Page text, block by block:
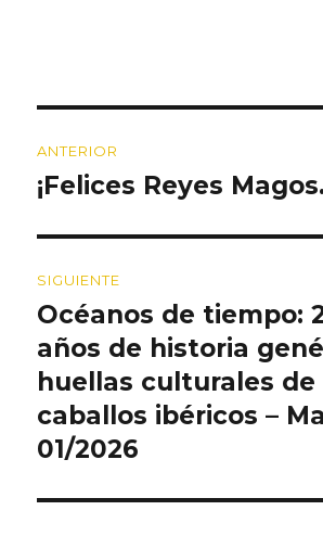
de
ANTERIOR
Entrada
¡Felices Reyes
SIGUIENTE
Entrada
siguiente:
Océanos de tiempo:
años de historia
huellas culturales de
caballos ibéricos –
01/2026